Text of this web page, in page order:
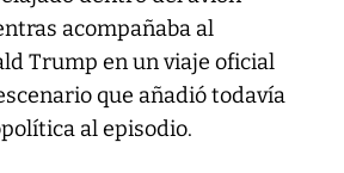
acompañaba al
Trump en un viaje oficial
que añadió todavía
al episodio.